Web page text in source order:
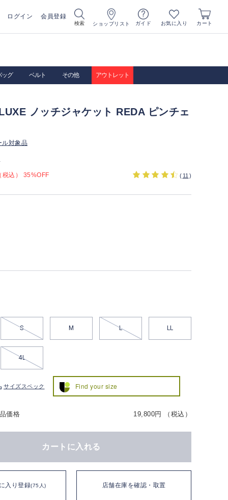
ログイン 会員登録
検索 ショップリスト ガイド お気に入り カート
ッグ ベルト その他 アウトレット
ノッチジャケット REDA ピンチェ
ル対象品
税込） 35%OFF ( 11 )
S M L LL
4L
サイズスペック Find your size
価格 19,800円 （税込）
カートに入れる
入り登録(75人) 店舗在庫を確認・取置